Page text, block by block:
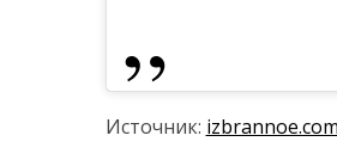
Источник: izbrannoe.com